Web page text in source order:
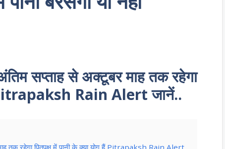
सप्ताह से अक्टूबर माह तक रहेगा
Pitrapaksh Rain Alert जानें..